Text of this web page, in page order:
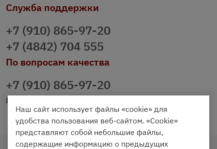
Служба поддержки
+7 (910) 865-97-20
+7 (4842) 704 555
По вопросам качества
+7 (910) 865-97-20
prazdnichniy40@palmi.ru
Наш сайт использует файлы «cookie» для
удобства пользования веб-сайтом. «Cookie»
представляют собой небольшие файлы,
содержащие информацию о предыдущих